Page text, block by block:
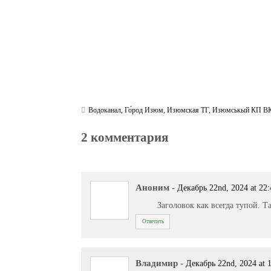
Водоканал,Го́род Изюм,Изюмская ТГ,Изюмськый КП
2 комментария
Аноним - Декабрь 22nd, 2024 at
Заголовок как всегда тупой.
Ответить
Владимир - Декабрь 22nd, 2024 at